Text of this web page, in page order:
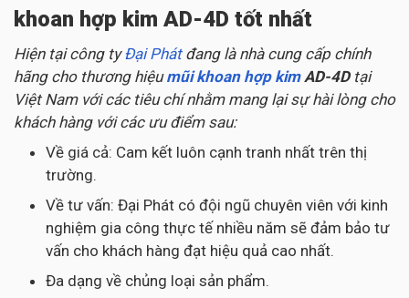
khoan hợp kim AD-4D tốt nhất
Hiện tại công tyĐại Phátđang là nhà cung cấp chính
hãng cho thương hiệu mũi khoan hợp kimAD-4D tại
Việt Nam với các tiêu chí nhằm mang lại sự hài lòng cho
khách hàng với các ưu điểm sau:
Về giá cả: Cam kết luôn cạnh tranh nhất trên thị
trường.
Về tư vấn: Đại Phát có đội ngũ chuyên viên với kinh
nghiệm gia công thực tế nhiều năm sẽ đảm bảo tư
vấn cho khách hàng đạt hiệu quả cao nhất.
Đa dạng về chủng loại sản phẩm.